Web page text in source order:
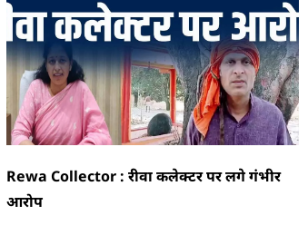
Rewa Collector : रीवा कलेक्टर पर लगे गंभीर
आरोप